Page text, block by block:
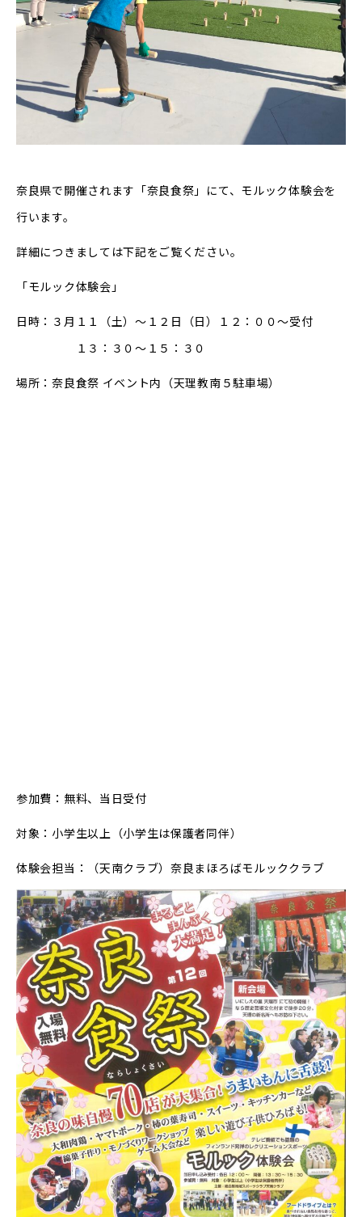
奈良県で開催されます「奈良食祭」にて、モルック体験会を
行います。
詳細につきましては下記をご覧ください。
「モルック体験会」
日時：３月１１（土）～１２日（日）１２：００～受付
１３：３０～１５：３０
場所：奈良食祭 イベント内（天理教南５駐車場）
参加費：無料、当日受付
対象：小学生以上（小学生は保護者同伴）
体験会担当：（天南クラブ）奈良まほろばモルッククラブ